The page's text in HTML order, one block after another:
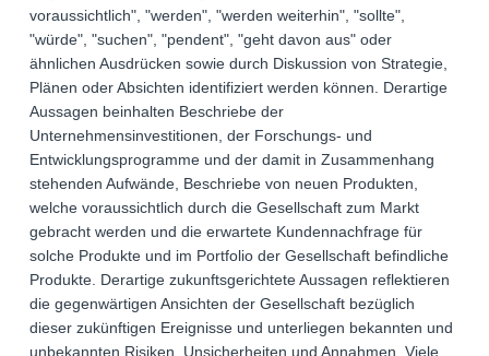
voraussichtlich", "werden", "werden weiterhin", "sollte",
"würde", "suchen", "pendent", "geht davon aus" oder
ähnlichen Ausdrücken sowie durch Diskussion von Strategie,
Plänen oder Absichten identifiziert werden können. Derartige
Aussagen beinhalten Beschriebe der
Unternehmensinvestitionen, der Forschungs- und
Entwicklungsprogramme und der damit in Zusammenhang
stehenden Aufwände, Beschriebe von neuen Produkten,
welche voraussichtlich durch die Gesellschaft zum Markt
gebracht werden und die erwartete Kundennachfrage für
solche Produkte und im Portfolio der Gesellschaft befindliche
Produkte. Derartige zukunftsgerichtete Aussagen reflektieren
die gegenwärtigen Ansichten der Gesellschaft bezüglich
dieser zukünftigen Ereignisse und unterliegen bekannten und
unbekannten Risiken, Unsicherheiten und Annahmen. Viele